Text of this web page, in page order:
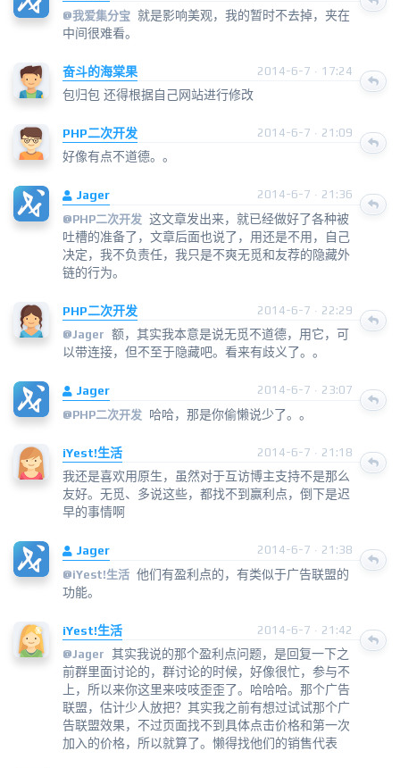
@我爱集分宝 就是影响美观，我的暂时不去掉，夹在
中间很难看。
奋斗的海棠果 2014-6-7 · 17:24
包归包 还得根据自己网站进行修改
PHP二次开发 2014-6-7 · 21:09
好像有点不道德。。
Jager
2014-6-7 · 21:36
@PHP二次开发 这文章发出来，就已经做好了各种被
吐槽的准备了，文章后面也说了，用还是不用，自己
决定，我不负责任，我只是不爽无觅和友荐的隐藏外
链的行为。
PHP二次开发
2014-6-7 · 22:29
@Jager 额，其实我本意是说无觅不道德，用它，可
以带连接，但不至于隐藏吧。看来有歧义了。。
Jager
2014-6-7 · 23:07
@PHP二次开发 哈哈，那是你偷懒说少了。。
iYest!生活 2014-6-7 · 21:18
我还是喜欢用原生，虽然对于互访博主支持不是那么
友好。无觅、多说这些，都找不到赢利点，倒下是迟
早的事情啊
Jager
2014-6-7 · 21:38
@iYest!生活 他们有盈利点的，有类似于广告联盟的
功能。
iYest!生活
2014-6-7 · 21:42
@Jager 其实我说的那个盈利点问题，是回复一下之
前群里面讨论的，群讨论的时候，好像很忙，参与不
上，所以来你这里来吱吱歪歪了。哈哈哈。那个广告
联盟，估计少人放把？其实我之前有想过试试那个广
告联盟效果，不过页面找不到具体点击价格和第一次
加入的价格，所以就算了。懒得找他们的销售代表